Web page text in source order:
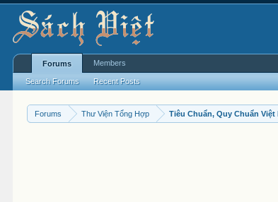
Forums Thư Viện Tổng Hợp Tiêu Chuẩn, Quy Chuẩn Việt
Forums
Search Forums Recent Posts
Members